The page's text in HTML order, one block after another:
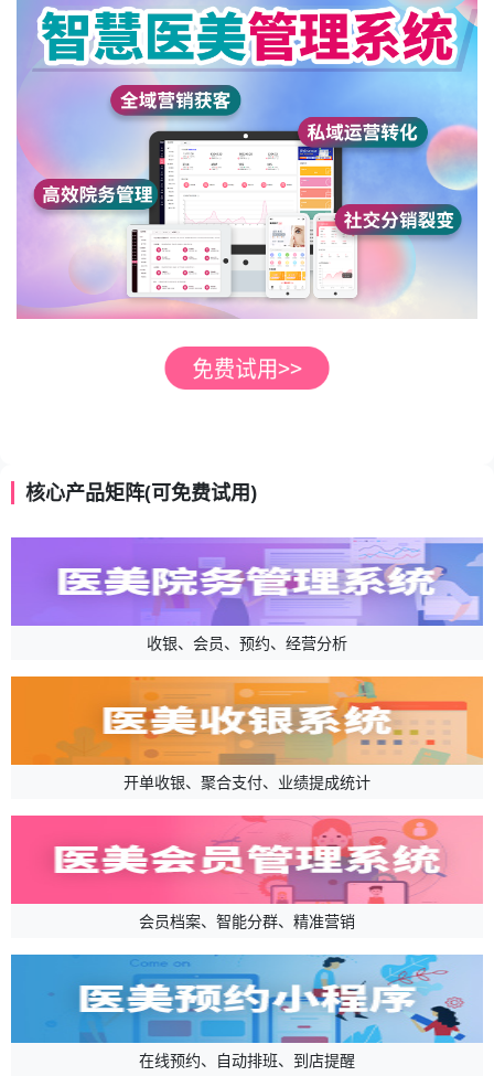
核心产品矩阵(可免费试用)
收银、会员、预约、经营分析
开单收银、聚合支付、业绩提成统计
会员档案、智能分群、精准营销
在线预约、自动排班、到店提醒